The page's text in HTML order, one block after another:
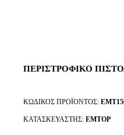
ΠΕΡΙΣΤΡΟΦΙΚΌ
ΚΩΔΙΚΌΣ ΠΡΟΪΌΝΤΟΣ:
ΚΑΤΑΣΚΕΥΑΣΤΉΣ: EMTOP